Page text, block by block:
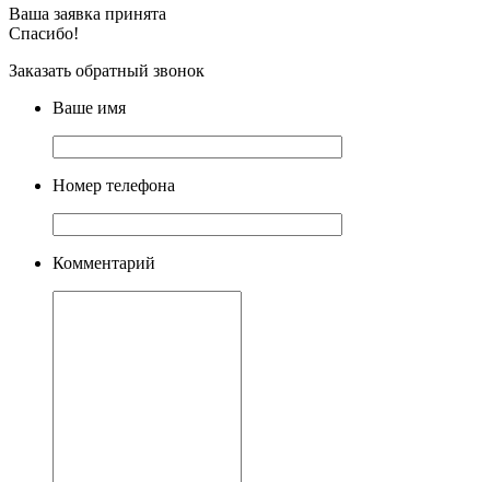
Ваша заявка принята
Спасибо!
Заказать обратный звонок
Ваше имя
Номер телефона
Комментарий